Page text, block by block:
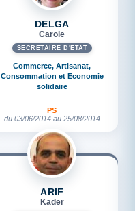
DELGA
Carole
SECRÉTAIRE D'ETAT
Commerce, Artisanat,
Consommation et Economie
solidaire
PS
du 03/06/2014 au 25/08/2014
ARIF
Kader